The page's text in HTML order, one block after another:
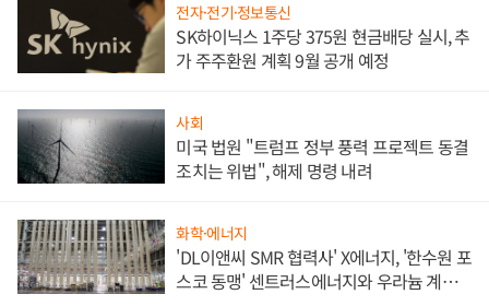
전자·전기·정보통신
SK하이닉스 1주당 375원 현금배당 실시, 추
가 주주환원 계획 9월 공개 예정
사회
미국 법원 "트럼프 정부 풍력 프로젝트 동결
조치는 위법", 해제 명령 내려
화학·에너지
'DL이앤씨 SMR 협력사' X에너지, '한수원 포
스코 동맹' 센트러스에너지와 우라늄 계약